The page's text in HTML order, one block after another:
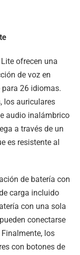
ofrecen una
de voz en
26 idiomas.
los auriculares
audio inalámbrico
a través de un
es resistente al
de batería con
carga incluido
con una sola
conectarse
los
con botones de